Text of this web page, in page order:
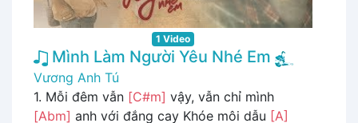
1 Video
Mình Làm Người Yêu Nhé Em
Vương Anh Tú
1. Mỗi đêm vẫn [C#m] vậy, vẫn chỉ mình
[Abm] anh với đắng cay Khóe môi dẫu [A]